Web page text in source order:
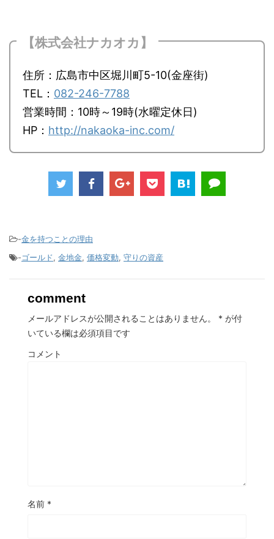
【株式会社ナカオカ】
住所：広島市中区堀川町5-10(金座街)
TEL： 082-246-7788
営業時間：10時～19時(水曜定休日)
HP： http://nakaoka-inc.com/
-金を持つことの理由
-ゴールド, 金地金, 価格変動, 守りの資産
comment
メールアドレスが公開されることはありません。 * が付
いている欄は必須項目です
コメント
名前 *